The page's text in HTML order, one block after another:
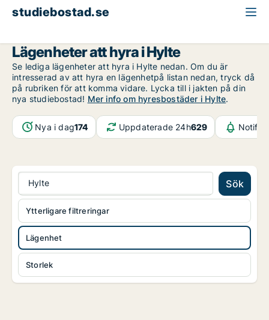
studiebostad.se
Lägenheter att hyra i Hylte
Se lediga lägenheter att hyra i Hylte nedan. Om du är
intresserad av att hyra en lägenhetpå listan nedan, tryck då
på rubriken för att komma vidare. Lycka till i jakten på din
nya studiebostad! Mer info om hyresbostäder i Hylte.
Nya i dag174 Uppdaterade 24h629
Hylte Sök
Lägenhet
Storlek
Ytterligare filtreringar